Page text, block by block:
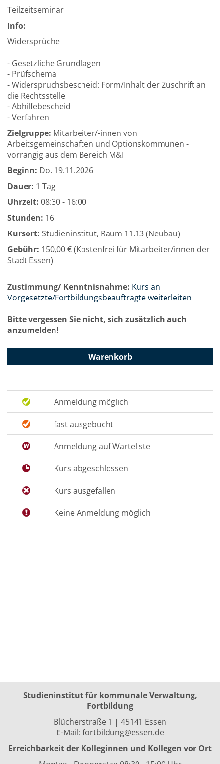
Teilzeitseminar
Info:
Widersprüche
- Gesetzliche Grundlagen
- Prüfschema
- Widerspruchsbescheid: Form/Inhalt der Zuschrift an
die Rechtsstelle
- Abhilfebescheid
- Verfahren
Zielgruppe: Mitarbeiter/-innen von
Arbeitsgemeinschaften und Optionskommunen -
vorrangig aus dem Bereich M&I
Beginn: Do. 19.11.2026
Dauer: 1 Tag
Uhrzeit: 08:30 - 16:00
Stunden: 16
Kursort: Studieninstitut, Raum 11.13 (Neubau)
Gebühr: 150,00 € (Kostenfrei für Mitarbeiter/innen der
Stadt Essen)
Zustimmung/ Kenntnisnahme: Kurs an
Vorgesetzte/Fortbildungsbeauftragte weiterleiten
Bitte vergessen Sie nicht, sich zusätzlich auch
anzumelden!
Warenkorb
Anmeldung möglich
fast ausgebucht
Anmeldung auf Warteliste
Kurs abgeschlossen
Kurs ausgefallen
Keine Anmeldung möglich
Studieninstitut für kommunale Verwaltung,
Fortbildung
Blücherstraße 1 | 45141 Essen
E-Mail: fortbildung@essen.de
Erreichbarkeit der Kolleginnen und Kollegen vor Ort